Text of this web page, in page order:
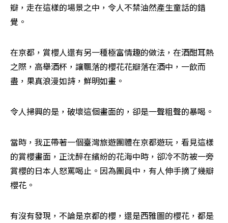
瓣，走在這樣的場景之中，令人不禁油然產生童話的錯
覺。
在京都，賞櫻人還有另一種極富情趣的做法，在酒酣耳熱
之際，高舉酒杯，讓飄落的櫻花花瓣落在酒中，一飲而
盡，果真浪漫如詩，鮮明如畫。
令人掃興的是，破壞這個畫面的，卻是一聲粗聲的暴喝。
當時，我正帶著一個臺灣旅遊團體在京都遊玩，看見這樣
的賞櫻畫面，正沈醉在繽紛的花海中時，卻冷不防被一旁
賞櫻的日本人怒罵喝止。因為團員中，有人伸手摘了幾瓣
櫻花。
有沒有發現，不論是京都的櫻，還是西雅圖的櫻花，都是